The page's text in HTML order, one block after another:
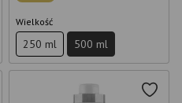
Wielkość
250 ml 500 ml